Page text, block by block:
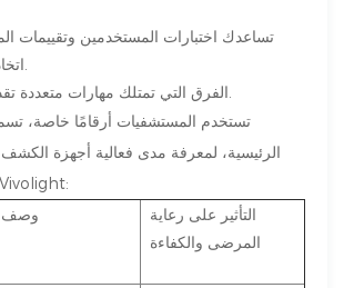
تساعدك اختبارات المستخدمين وتقييمات
تستخدم المستشفيات أرقامًا خاصة،
الرئيسية، لمعرفة مدى فعالية أجهزة الكشف
الجديدة مثل جهاز Vivolight:
وصف
التأثير على رعاية
المرضى والكفاءة